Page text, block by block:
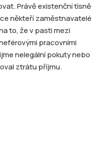
Právě existenční tísně
někteří zaměstnavatelé
to, že v pasti mezi
pracovními
nelegální pokuty nebo
ztrátu příjmu.